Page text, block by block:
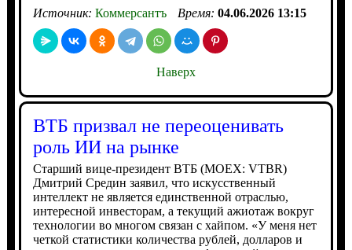
Источник: Коммерсантъ Время: 04.06.2026 13:15
Наверх
ВТБ призвал не переоценивать
роль ИИ на рынке
Старший вице-президент ВТБ (MOEX: VTBR)
Дмитрий Средин заявил, что искусственный
интеллект не является единственной отраслью,
интересной инвесторам, а текущий ажиотаж вокруг
технологии во многом связан с хайпом. «У меня нет
четкой статистики количества рублей, долларов и